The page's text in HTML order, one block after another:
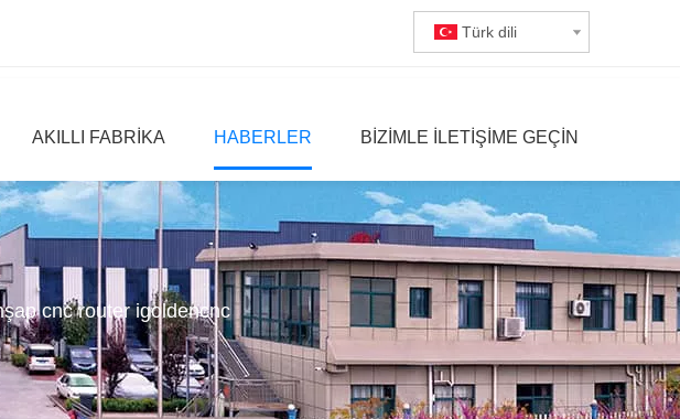
Türk dili
AKILLI FABRIKA HABERLER BIZIMLE ILETIŞIME GEÇIN
cnc router igoldencnc